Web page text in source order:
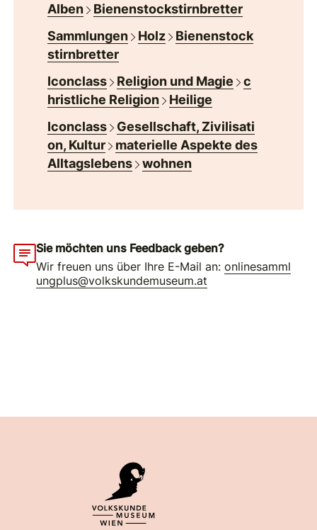
Alben
Bienenstockstirnbretter
Sammlungen
Holz
Bienenstock
stirnbretter
Iconclass
Religion und Magie
c
hristliche Religion
Heilige
Iconclass
Gesellschaft, Zivilisati
on, Kultur
materielle Aspekte des
Alltagslebens
wohnen
Sie möchten uns Feedback geben?
Wir freuen uns über Ihre E-Mail an:onlinesamml
ungplus@volkskundemuseum.at